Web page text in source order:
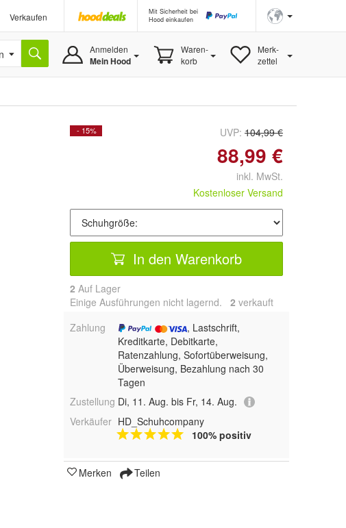
Verkaufen
Mit Sicherheit bei
Hood einkaufen
Anmelden
Mein Hood
Waren-
korb
Merk-
zettel
- 15% UVP: 104,99 €
88,99 €
inkl. MwSt.
Kostenloser Versand
In den Warenkorb
2 Auf Lager
Einige Ausführungen nicht lagernd. 2 verkauft
Zahlung
, Lastschrift,
Kreditkarte, Debitkarte,
Ratenzahlung, Sofortüberweisung,
Überweisung, Bezahlung nach 30
Tagen
Zustellung Di, 11. Aug. bis Fr, 14. Aug.
Verkäufer HD_Schuhcompany
100% positiv
Merken Teilen